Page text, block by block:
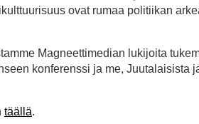
ovat rumaa politiikan
Magneettimedian lukijoita
konferenssi ja me, Juutalaisista
täällä.